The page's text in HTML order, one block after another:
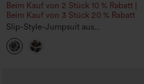
Beim Kauf von 2 Stück 10 % Rabatt |
Beim Kauf von 3 Stück 20 % Rabatt
Slip-Style-Jumpsuit aus
leopardgemustertem Mesh, gerafft, mit
Knoten vorn, lässig und weit
geschnitten, mit Taschen